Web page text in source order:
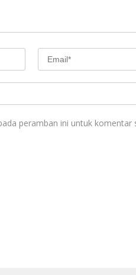
peramban ini untuk komentar